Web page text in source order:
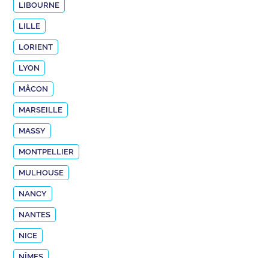
LIBOURNE
LILLE
LORIENT
LYON
MÂCON
MARSEILLE
MASSY
MONTPELLIER
MULHOUSE
NANCY
NANTES
NICE